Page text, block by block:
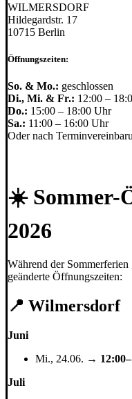
WILMERSDORF
Hildegardstr. 17
10715 Berlin
Öffnungszeiten:
So. & Mo.: geschlossen
Di., Mi. & Fr.: 12:00 –
Do.: 15:00 – 18:00 Uhr
Sa.: 11:00 – 16:00 Uhr
Oder nach
☀️ Sommer-
2026
Während der
geänderte Öffnungszeiten:
📍 Wilmersdorf
Juni
Mi., 24.06. →
Juli